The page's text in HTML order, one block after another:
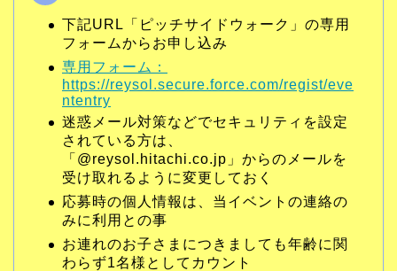
下記URL「ピッチサイドウォーク」の専用
フォームからお申し込み
専用フォーム：
https://reysol.secure.force.com/regist/eve
ntentry
迷惑メール対策などでセキュリティを設定
されている方は、
「@reysol.hitachi.co.jp」からのメールを
受け取れるように変更しておく
応募時の個人情報は、当イベントの連絡の
みに利用との事
お連れのお子さまにつきましても年齢に関
わらず1名様としてカウント